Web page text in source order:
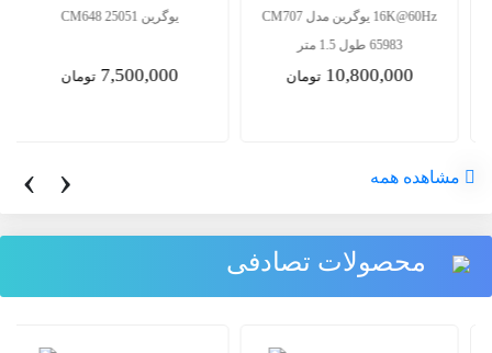
16K@60Hz یوگرین مدل CM707
10,800,000 تومان
1000) ایسوس
2,700,000 تومان
‹ › مشاهده همه
محصولات تصادفی